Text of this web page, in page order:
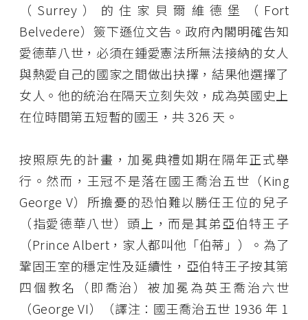
（Surrey）的住家貝爾維德堡（Fort
Belvedere）簽下遜位文告。政府內閣明確告知
愛德華八世，必須在鍾愛憲法所無法接納的女人
與熱愛自己的國家之間做出抉擇，結果他選擇了
女人。他的統治在隔天立刻失效，成為英國史上
在位時間第五短暫的國王，共 326 天。
按照原先的計畫，加冕典禮如期在隔年正式舉
行。然而，王冠不是落在國王喬治五世（King
George V）所擔憂的恐怕難以勝任王位的兒子
（指愛德華八世）頭上，而是其弟亞伯特王子
（Prince Albert，家人都叫他「伯蒂」）。為了
鞏固王室的穩定性及延續性，亞伯特王子按其第
四個教名（即喬治）被加冕為英王喬治六世
（George VI）（譯注：國王喬治五世 1936 年 1